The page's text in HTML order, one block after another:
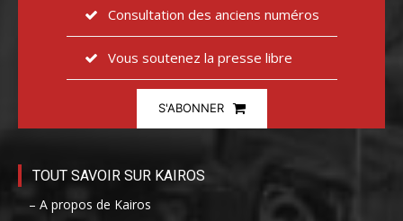
Consultation des anciens numéros
Vous soutenez la presse libre
S'ABONNER
TOUT SAVOIR SUR KAIROS
– A propos de Kairos